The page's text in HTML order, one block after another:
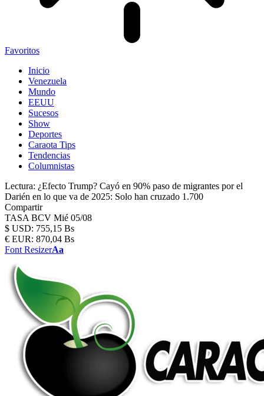
Favoritos
Inicio
Venezuela
Mundo
EEUU
Sucesos
Show
Deportes
Caraota Tips
Tendencias
Columnistas
Lectura: ¿Efecto Trump? Cayó en 90% paso de migrantes por el
Darién en lo que va de 2025: Solo han cruzado 1.700
Compartir
TASA BCV Mié 05/08
$ USD: 755,15 Bs
€ EUR: 870,04 Bs
Font ResizerAa